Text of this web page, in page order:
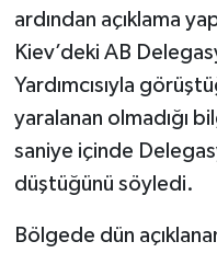
ardından açıklama
Kiev’deki AB
Yardımcısıyla
yaralanan olmadığı
saniye içinde
düştüğünü söyledi.
Bölgede dün